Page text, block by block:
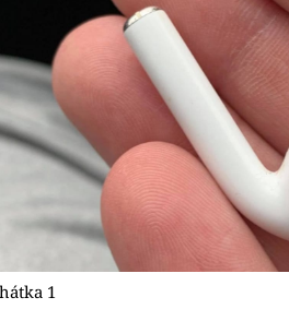
1